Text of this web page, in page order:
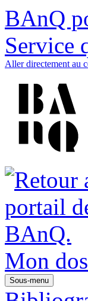
BAnQ
Service
Aller directement au
Mon
Sous-menu